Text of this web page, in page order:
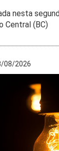
nesta
Central (BC)
08/2026